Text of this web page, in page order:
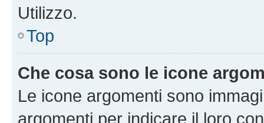
Utilizzo.
Top
Che cosa sono le icone
Le icone argomenti sono
argomenti per indicare il loro